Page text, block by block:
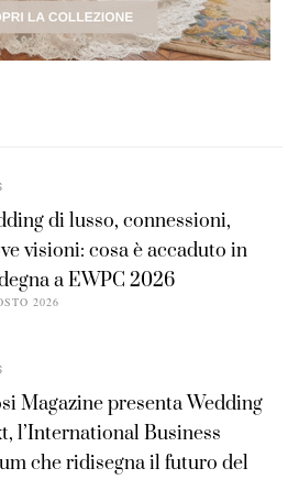
di lusso, connessioni,
visioni: cosa è accaduto in
a EWPC 2026
2026
Magazine presenta Wedding
l’International Business
che ridisegna il futuro del